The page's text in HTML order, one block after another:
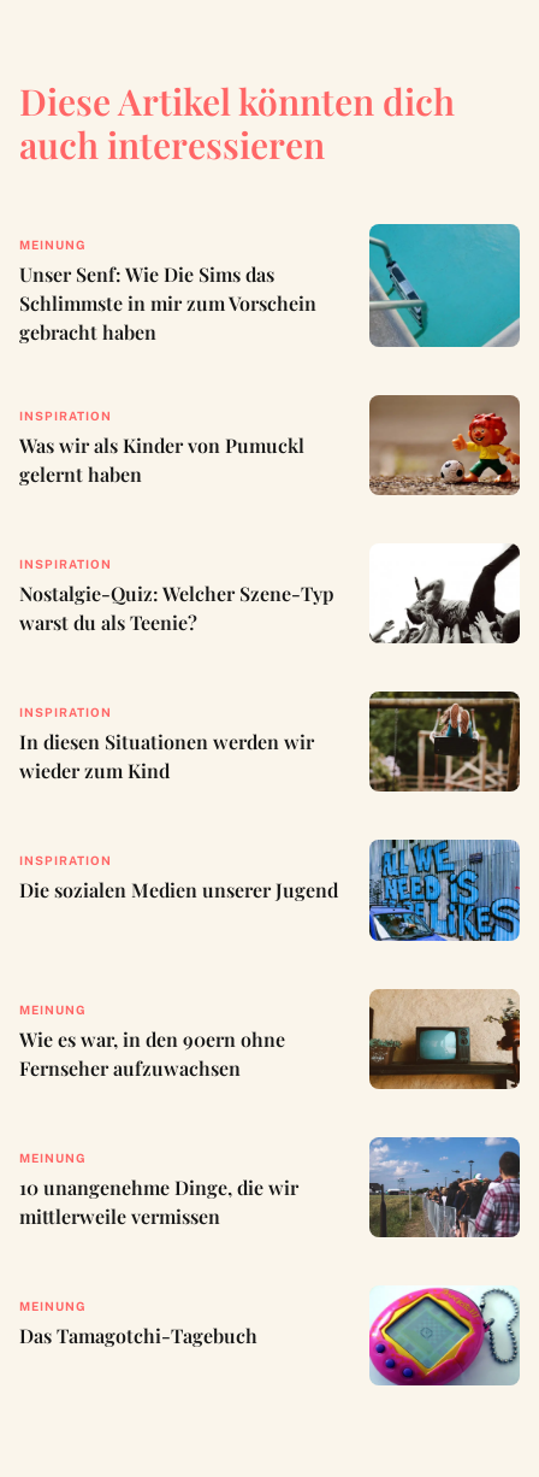
Diese Artikel könnten dich
auch interessieren
MEINUNG
Unser Senf: Wie Die Sims das
Schlimmste in mir zum Vorschein
gebracht haben
INSPIRATION
Was wir als Kinder von Pumuckl
gelernt haben
INSPIRATION
Nostalgie-Quiz: Welcher Szene-Typ
warst du als Teenie?
INSPIRATION
In diesen Situationen werden wir
wieder zum Kind
INSPIRATION
Die sozialen Medien unserer Jugend
MEINUNG
Wie es war, in den 90ern ohne
Fernseher aufzuwachsen
MEINUNG
10 unangenehme Dinge, die wir
mittlerweile vermissen
MEINUNG
Das Tamagotchi-Tagebuch